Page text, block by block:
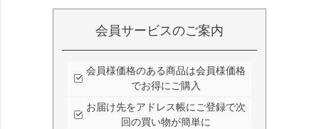
会員サービスのご案内
会員様価格のある商品は会員様価格
でお得にご購入
お届け先をアドレス帳にご登録で次
回の買い物が簡単に